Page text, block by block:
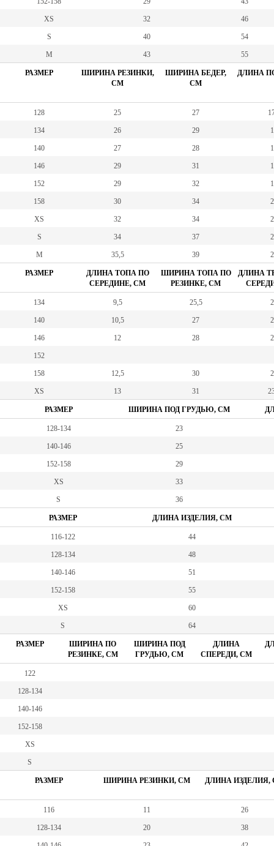
XS 32 46
S 40 54
M 43 55
РАЗМЕР
ШИРИНА РЕЗИНКИ,
СМ
ШИРИНА БЕДЕР,
СМ
ДЛИНА
128 25 27
134 26 29
140 27 28
146 29 31
152 29 32
158 30 34
XS 32 34
S 34 37
M 35,5 39
РАЗМЕР
ДЛИНА ТОПА ПО
СЕРЕДИНЕ, СМ
ШИРИНА ТОПА ПО
РЕЗИНКЕ, СМ
ДЛИНА
134 9,5 25,5
140 10,5 27
146 12 28
152
158 12,5 30
XS 13 31
РАЗМЕР ШИРИНА ПОД ГРУДЬЮ, СМ
128-134 23
140-146 25
152-158 29
XS 33
S 36
РАЗМЕР ДЛИНА ИЗДЕЛИЯ, СМ
116-122 44
128-134 48
140-146 51
152-158 55
XS 60
S 64
РАЗМЕР
ШИРИНА ПО
РЕЗИНКЕ, СМ
ШИРИНА ПОД
ГРУДЬЮ, СМ
ДЛИНА
СПЕРЕДИ, СМ
122
128-134
140-146
152-158
XS
S
РАЗМЕР ШИРИНА РЕЗИНКИ, СМ ДЛИНА ИЗДЕЛИЯ,
116 11 26
128-134 20 38